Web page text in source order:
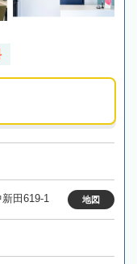
田619-1 地図